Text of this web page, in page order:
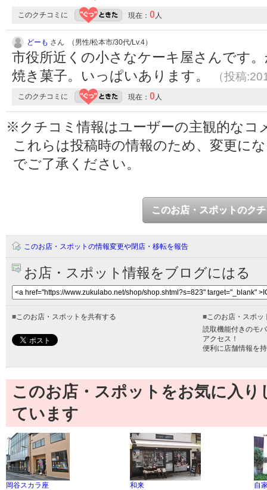
このクチコミに 現在： 0人
どーも さん （男性/松本市/30代/Lv.4）
市役所近くの小さなケーキ屋さんです
焼き菓子。いっぱいあります。
（投稿
このクチコミに 現在： 0人
※クチコミ情報はユーザーの主観的なコ
これらは投稿時の情報のため、変更に
でご了承ください。
このお店・スポットのク
このお店・スポットの情報変更や閉店・移転を報告
お店・スポット情報をブログにはる
■このお店・スポットを共有する ■このお店・スポッ
読取機能付きのモ
アクセス！
便利に店舗情報を
このお店・スポットをお気に入
ています
岡谷スカラ座
和来
自